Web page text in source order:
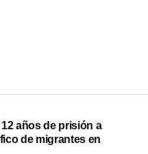
años de prisión a
de migrantes en